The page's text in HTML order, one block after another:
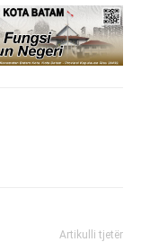
Artikulli tjetër